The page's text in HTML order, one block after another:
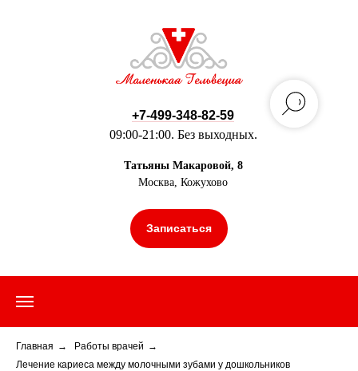
+7-499-348-82-59
09:00-21:00. Без выходных.
Татьяны Макаровой, 8
Москва, Кожухово
Записаться
Главная → Работы врачей →
Лечение кариеса между молочными зубами у дошкольников